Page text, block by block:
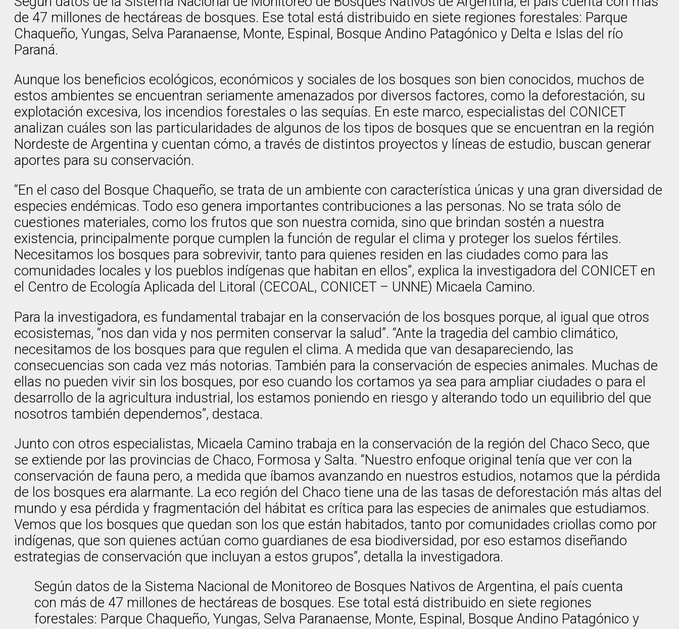
de 47 millones de hectáreas de bosques. Ese total está distribuido en siete regiones forestales: Parque
Chaqueño, Yungas, Selva Paranaense, Monte, Espinal, Bosque Andino Patagónico y Delta e Islas del río
Paraná.
Aunque los beneficios ecológicos, económicos y sociales de los bosques son bien conocidos, muchos de
estos ambientes se encuentran seriamente amenazados por diversos factores, como la deforestación, su
explotación excesiva, los incendios forestales o las sequías. En este marco, especialistas del CONICET
analizan cuáles son las particularidades de algunos de los tipos de bosques que se encuentran en la región
Nordeste de Argentina y cuentan cómo, a través de distintos proyectos y líneas de estudio, buscan generar
aportes para su conservación.
“En el caso del Bosque Chaqueño, se trata de un ambiente con característica únicas y una gran diversidad de
especies endémicas. Todo eso genera importantes contribuciones a las personas. No se trata sólo de
cuestiones materiales, como los frutos que son nuestra comida, sino que brindan sostén a nuestra
existencia, principalmente porque cumplen la función de regular el clima y proteger los suelos fértiles.
Necesitamos los bosques para sobrevivir, tanto para quienes residen en las ciudades como para las
comunidades locales y los pueblos indígenas que habitan en ellos”, explica la investigadora del CONICET en
el Centro de Ecología Aplicada del Litoral (CECOAL, CONICET – UNNE) Micaela Camino.
Para la investigadora, es fundamental trabajar en la conservación de los bosques porque, al igual que otros
ecosistemas, “nos dan vida y nos permiten conservar la salud”. “Ante la tragedia del cambio climático,
necesitamos de los bosques para que regulen el clima. A medida que van desapareciendo, las
consecuencias son cada vez más notorias. También para la conservación de especies animales. Muchas de
ellas no pueden vivir sin los bosques, por eso cuando los cortamos ya sea para ampliar ciudades o para el
desarrollo de la agricultura industrial, los estamos poniendo en riesgo y alterando todo un equilibrio del que
nosotros también dependemos”, destaca.
Junto con otros especialistas, Micaela Camino trabaja en la conservación de la región del Chaco Seco, que
se extiende por las provincias de Chaco, Formosa y Salta. “Nuestro enfoque original tenía que ver con la
conservación de fauna pero, a medida que íbamos avanzando en nuestros estudios, notamos que la pérdida
de los bosques era alarmante. La eco región del Chaco tiene una de las tasas de deforestación más altas del
mundo y esa pérdida y fragmentación del hábitat es crítica para las especies de animales que estudiamos.
Vemos que los bosques que quedan son los que están habitados, tanto por comunidades criollas como por
indígenas, que son quienes actúan como guardianes de esa biodiversidad, por eso estamos diseñando
estrategias de conservación que incluyan a estos grupos”, detalla la investigadora.
Según datos de la Sistema Nacional de Monitoreo de Bosques Nativos de Argentina, el país cuenta
con más de 47 millones de hectáreas de bosques. Ese total está distribuido en siete regiones
forestales: Parque Chaqueño, Yungas, Selva Paranaense, Monte, Espinal, Bosque Andino Patagónico y